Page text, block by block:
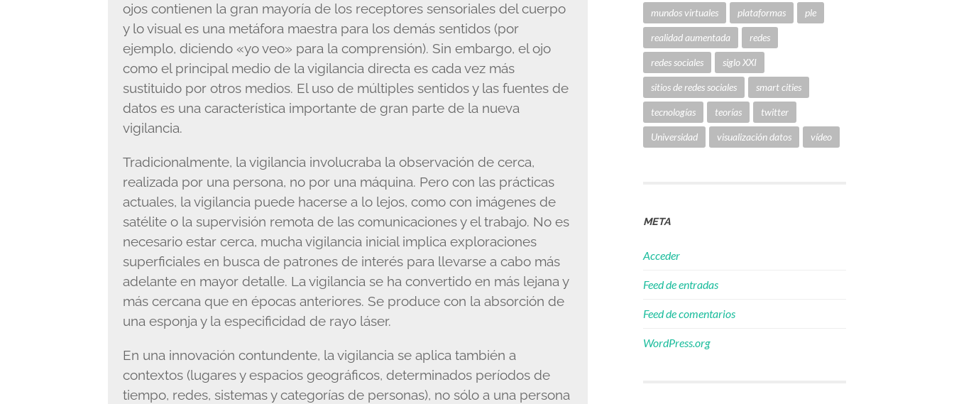
ojos contienen la gran mayoría de los receptores sensoriales del cuerpo
y lo visual es una metáfora maestra para los demás sentidos (por
ejemplo, diciendo «yo veo» para la comprensión). Sin embargo, el ojo
como el principal medio de la vigilancia directa es cada vez más
sustituido por otros medios. El uso de múltiples sentidos y las fuentes de
datos es una característica importante de gran parte de la nueva
vigilancia.
Tradicionalmente, la vigilancia involucraba la observación de cerca,
realizada por una persona, no por una máquina. Pero con las prácticas
actuales, la vigilancia puede hacerse a lo lejos, como con imágenes de
satélite o la supervisión remota de las comunicaciones y el trabajo. No es
necesario estar cerca, mucha vigilancia inicial implica exploraciones
superficiales en busca de patrones de interés para llevarse a cabo más
adelante en mayor detalle. La vigilancia se ha convertido en más lejana y
más cercana que en épocas anteriores. Se produce con la absorción de
una esponja y la especificidad de rayo láser.
En una innovación contundente, la vigilancia se aplica también a
contextos (lugares y espacios geográficos, determinados períodos de
tiempo, redes, sistemas y categorías de personas), no sólo a una persona
mundos virtuales plataformas ple
realidad aumentada redes
redes sociales siglo XXI
sitios de redes sociales smart cities
tecnologías teorías twitter
Universidad visualización datos vídeo
META
Acceder
Feed de entradas
Feed de comentarios
WordPress.org